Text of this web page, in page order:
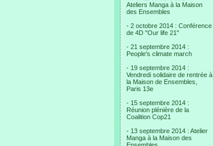
Ateliers Manga à la Maison
des Ensembles
- 2 octobre 2014 : Conférence
de 4D "Our life 21"
- 21 septembre 2014 :
People's climate march
- 19 septembre 2014 :
Vendredi solidaire de rentrée à
la Maison de Ensembles,
Paris 13e
- 15 septembre 2014 :
Réunion plénière de la
Coalition Cop21
- 13 septembre 2014 : Atelier
Manga à la Maison des